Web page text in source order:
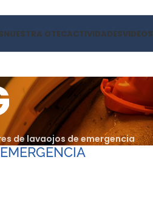
NUESTRA OTECACTIVIDADESVIDEOS
de lavaojos de emergencia